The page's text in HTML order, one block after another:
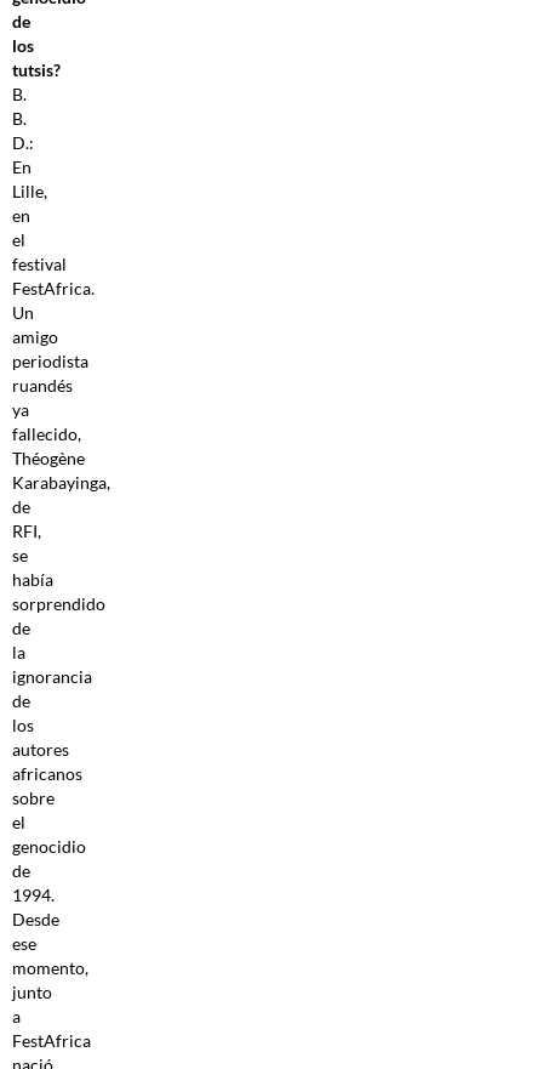
de
los
tutsis?
B.
B.
D.:
En
Lille,
en
el
festival
FestAfrica.
Un
amigo
periodista
ruandés
ya
fallecido,
Théogène
Karabayinga,
de
RFI,
se
había
sorprendido
de
la
ignorancia
de
los
autores
africanos
sobre
el
genocidio
de
1994.
Desde
ese
momento,
junto
a
FestAfrica
nació